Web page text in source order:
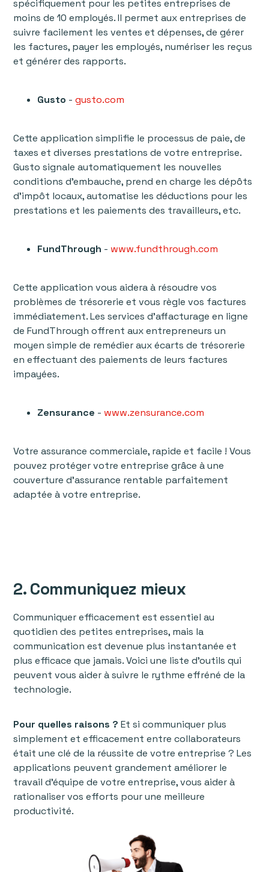
spécifiquement pour les petites entreprises de
moins de 10 employés. Il permet aux entreprises de
suivre facilement les ventes et dépenses, de gérer
les factures, payer les employés, numériser les reçus
et générer des rapports.
Gusto -gusto.com
Cette application simplifie le processus de paie, de
taxes et diverses prestations de votre entreprise.
Gusto signale automatiquement les nouvelles
conditions d’embauche, prend en charge les dépôts
d'impôt locaux, automatise les déductions pour les
prestations et les paiements des travailleurs, etc.
FundThrough - www.fundthrough.com
Cette application vous aidera à résoudre vos
problèmes de trésorerie et vous règle vos factures
immédiatement. Les services d'affacturage en ligne
de FundThrough offrent aux entrepreneurs un
moyen simple de remédier aux écarts de trésorerie
en effectuant des paiements de leurs factures
impayées.
Zensurance - www.zensurance.com
Votre assurance commerciale, rapide et facile ! Vous
pouvez protéger votre entreprise grâce à une
couverture d'assurance rentable parfaitement
adaptée à votre entreprise.
2. Communiquez mieux
Communiquer efficacement est essentiel au
quotidien des petites entreprises, mais la
communication est devenue plus instantanée et
plus efficace que jamais. Voici une liste d'outils qui
peuvent vous aider à suivre le rythme effréné de la
technologie.
Pour quelles raisons ? Et si communiquer plus
simplement et efficacement entre collaborateurs
était une clé de la réussite de votre entreprise ? Les
applications peuvent grandement améliorer le
travail d’équipe de votre entreprise, vous aider à
rationaliser vos efforts pour une meilleure
productivité.